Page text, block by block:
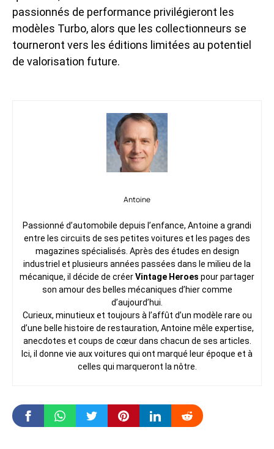
passionnés de performance privilégieront les
modèles Turbo, alors que les collectionneurs se
tourneront vers les éditions limitées au potentiel
de valorisation future.
Antoine
Passionné d’automobile depuis l’enfance, Antoine a grandi
entre les circuits de ses petites voitures et les pages des
magazines spécialisés. Après des études en design
industriel et plusieurs années passées dans le milieu de la
mécanique, il décide de créerVintage Heroes pour partager
son amour des belles mécaniques d’hier comme
d’aujourd’hui.
Curieux, minutieux et toujours à l’affût d’un modèle rare ou
d’une belle histoire de restauration, Antoine mêle expertise,
anecdotes et coups de cœur dans chacun de ses articles.
Ici, il donne vie aux voitures qui ont marqué leur époque et à
celles qui marqueront la nôtre.